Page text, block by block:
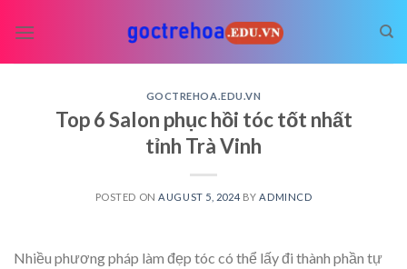
GOCTREHOA.EDU.VN
Top 6 Salon phục hồi tóc tốt nhất
tỉnh Trà Vinh
POSTED ON AUGUST 5, 2024 BY ADMINCD
Nhiều phương pháp làm đẹp tóc có thể lấy đi thành phần tự